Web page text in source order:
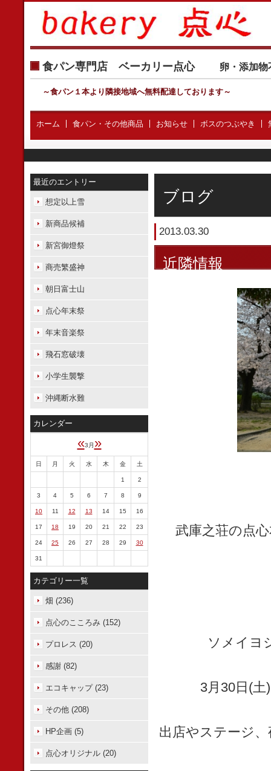
食パン専門店 ベーカリー点心 卵・添加
～食パン１本より隣接地域へ無料配達しております～
ホーム 食パン・その他商品 お知らせ ボスのつぶやき
ブログ
2013.03.30
近隣情報
武庫之荘の点
ソメイ
3月30日(
出店やステージ
最近のエントリー
想定以上雪
新商品候補
新宮御燈祭
商売繁盛神
朝日富士山
点心年末祭
年末音楽祭
飛石窓破壊
小学生襲撃
沖縄断水難
カレンダー
«3月 »
日 月 火 水 木 金 土
1 2
3 4 5 6 7 8 9
10 11 12 13 14 15 16
17 18 19 20 21 22 23
24 25 26 27 28 29 30
31
カテゴリー一覧
畑 (236)
点心のこころみ (152)
プロレス (20)
感謝 (82)
エコキャップ (23)
その他 (208)
HP企画 (5)
点心オリジナル (20)